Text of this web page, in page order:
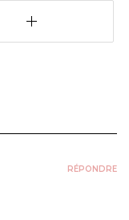
RÉPONDRE